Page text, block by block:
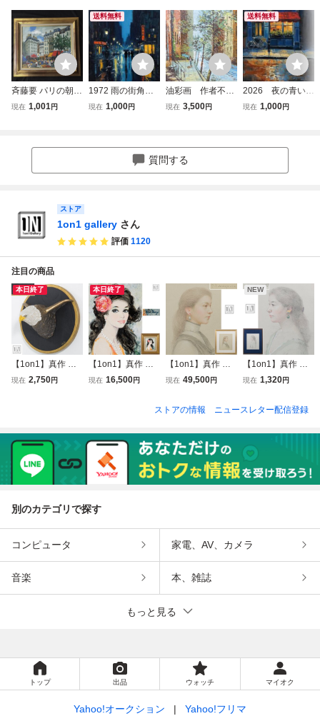
斉藤要 パリの朝
油彩画 絵画 10号
現在 1,001円
送料無料
1972 雨の街角油
絵風アートポスタ
現在 1,000円
油彩画 作者不
明 海外の街並
額装 インテリア
現在 3,500円
送料無料
2026 夜の青いカ
フェ自転車と水た
現在 1,000円
質問する
ストア
1on1 gallery さん
評価 1120
注目の商品
本日終了
【1on1】真作 鳥
屋尚行 木彫彩色
美術会会員 内閣総
理大臣賞
現在 2,750円
本日終了
【1on1】真作 ベ
ルナール・シャロ
バス 3号 ■ フラン
黄金期の可憐で色
彩鮮やかな逸品
現在 16,500円
【1on1】真作 中
山忠彦 原画 美人
る洋画家 白日会会
品あふれる女性美
現在 49,500円
NEW
【1on1】真作 中
山忠彦 原画 美人
る洋画家 白日会会
品あふれる女性美
現在 1,320円
ストアの情報 ニュースレター配信登録
別のカテゴリで探す
コンピュータ 家電、AV、カメラ
音楽 本、雑誌
もっと見る
トップ 出品 ウォッチ マイオク
Yahoo!オークション Yahoo!フリマ